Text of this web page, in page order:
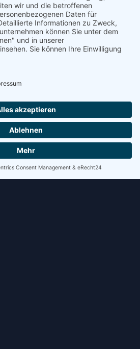
positionieren,
ersetzen. Jeder einzelne
mehreren Verladungen pro Tag